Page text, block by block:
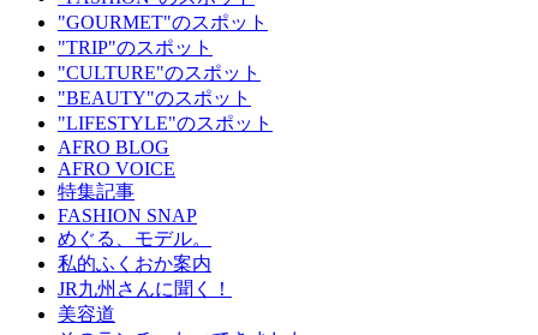
"GOURMET"のスポット
"TRIP"のスポット
"CULTURE"のスポット
"BEAUTY"のスポット
"LIFESTYLE"のスポット
AFRO BLOG
AFRO VOICE
特集記事
FASHION SNAP
めぐる、モデル。
私的ふくおか案内
JR九州さんに聞く！
美容道